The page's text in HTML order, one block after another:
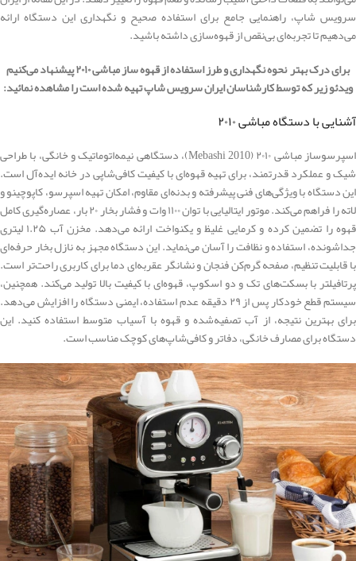
سرویس شاپ، راهنمایی جامع برای استفاده صحیح و نگهداری این دستگاه ارائه
می‌دهیم تا تجربه‌ای بی‌نقص از قهوه‌سازی داشته باشید.
برای درک بهتر نحوه نگهداری و طرز استفاده از قهوه ساز مباشی ۲۰۱۰ پیشنهاد می‌کنیم
ویدئو زیر که توسط کارشناسان ایران سرویس شاپ تهیه شده است را مشاهده نمائید:
آشنایی با دستگاه مباشی ۲۰۱۰
اسپرسوساز مباشی ۲۰۱۰ (Mebashi 2010)، دستگاهی نیمه‌اتوماتیک و خانگی، با طراحی
شیک و عملکرد قدرتمند، برای تهیه قهوه‌ای با کیفیت کافی‌شاپی در خانه ایده‌آل است.
این دستگاه با ویژگی‌های فنی پیشرفته و بدنه‌ای مقاوم، امکان تهیه اسپرسو، کاپوچینو و
لاته را فراهم می‌کند. موتور ایتالیایی با توان ۱۱۰۰ وات و فشار بخار ۲۰ بار، عصاره‌گیری کامل
قهوه را تضمین کرده و کرمایی غلیظ و یکنواخت ارائه می‌دهد. مخزن آب ۱.۲۵ لیتری
جداشونده، استفاده و نظافت را آسان می‌‌نماید. این دستگاه مجهز به نازل بخار حرفه‌ای
با قابلیت تنظیم، صفحه گرم‌کن فنجان و نشانگر عقربه‌ای دما برای کاربری راحت‌تر است.
پرتافیلتر با بسکت‌های تک و دو اسکوپ، قهوه‌ای با کیفیت بالا تولید می‌کند. همچنین،
سیستم قطع خودکار پس از ۲۹ دقیقه عدم استفاده، ایمنی دستگاه را افزایش می‌دهد.
برای بهترین نتیجه، از آب تصفیه‌شده و قهوه با آسیاب متوسط استفاده کنید. این
دستگاه برای مصارف خانگی، دفاتر و کافی‌شاپ‌های کوچک مناسب است.